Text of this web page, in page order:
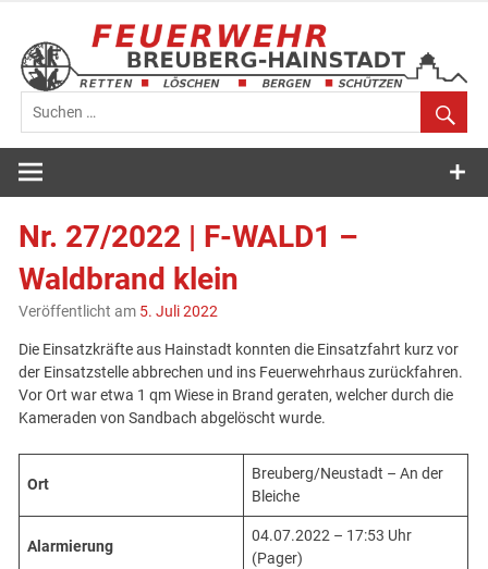
springen
Feuerwehr
Breuberg-
Hainstadt
Nr. 27/2022 | F-WALD1 –
Waldbrand klein
Veröffentlicht am 5. Juli 2022
Die Einsatzkräfte aus Hainstadt konnten die Einsatzfahrt kurz vor
der Einsatzstelle abbrechen und ins Feuerwehrhaus zurückfahren.
Vor Ort war etwa 1 qm Wiese in Brand geraten, welcher durch die
Kameraden von Sandbach abgelöscht wurde.
Ort
Breuberg/Neustadt – An der
Bleiche
Alarmierung
04.07.2022 – 17:53 Uhr
(Pager)